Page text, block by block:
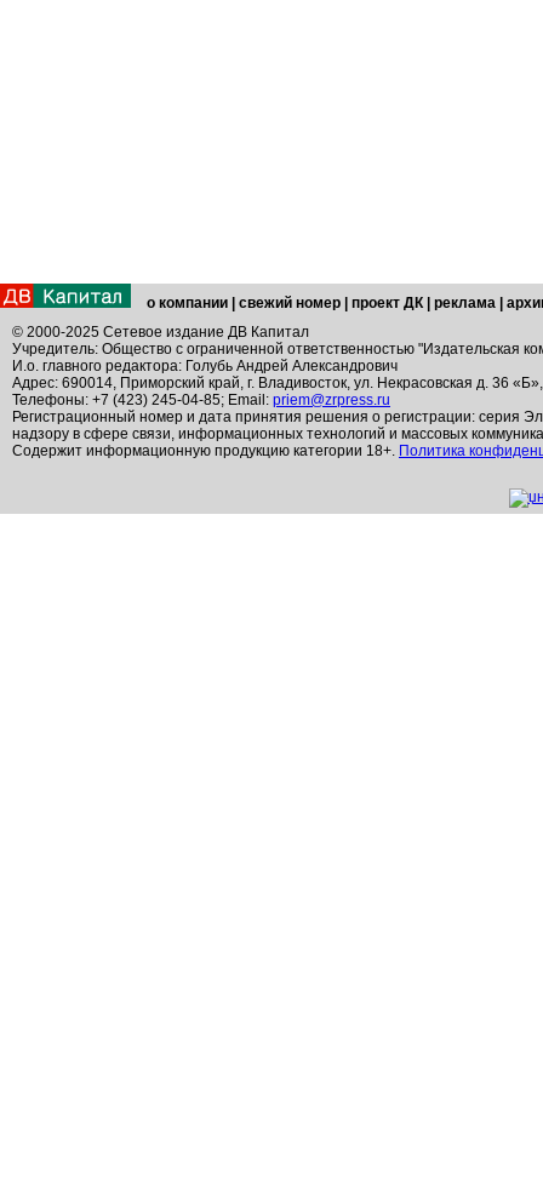
о компании свежий номер проект ДК реклама
© 2000-2025 Сетевое издание ДВ Капитал
Учредитель: Общество с ограниченной ответственностью "Издательская
И.о. главного редактора: Голубь Андрей Александрович
Адрес: 690014, Приморский край, г. Владивосток, ул. Некрасовская д. 36
Телефоны: +7 (423) 245-04-85; Email: priem@zrpress.ru
Регистрационный номер и дата принятия решения о регистрации: серия
надзору в сфере связи, информационных технологий и массовых
Содержит информационную продукцию категории 18+. Политика